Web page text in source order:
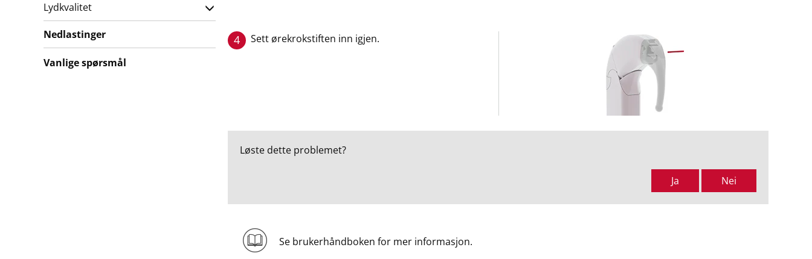
4 Sett ørekrokstiften inn igjen.
Løste dette problemet?
Ja Nei
Se brukerhåndboken for mer informasjon.
Lydkvalitet
Nedlastinger
Vanlige spørsmål